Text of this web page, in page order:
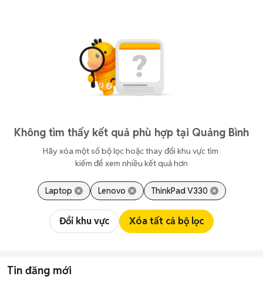
Không tìm thấy kết quả phù hợp tại Quảng Bình
Hãy xóa một số bộ lọc hoặc thay đổi khu vực tìm
kiếm để xem nhiều kết quả hơn
Laptop Lenovo ThinkPad V330
Đổi khu vực Xóa tất cả bộ lọc
Tin đăng mới